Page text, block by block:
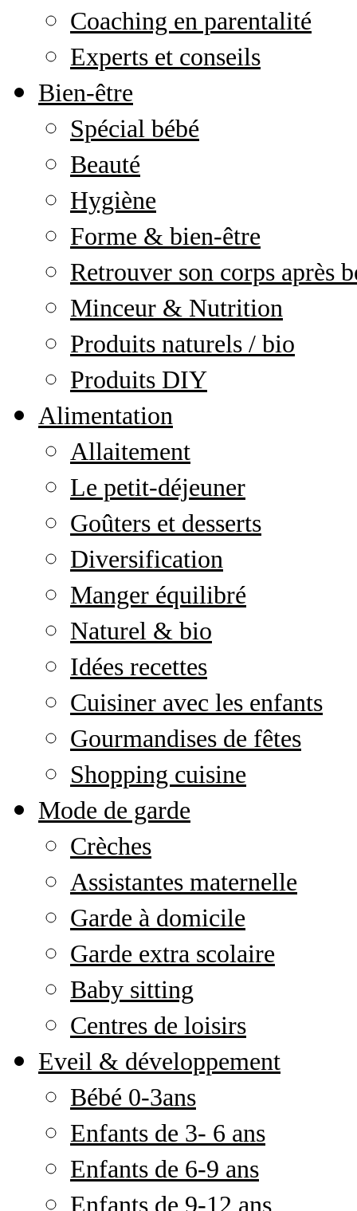
Coaching en parentalité
Experts et conseils
Bien-être
Spécial bébé
Beauté
Hygiène
Forme & bien-être
Retrouver son corps après
Minceur & Nutrition
Produits naturels / bio
Produits DIY
Alimentation
Allaitement
Le petit-déjeuner
Goûters et desserts
Diversification
Manger équilibré
Naturel & bio
Idées recettes
Cuisiner avec les enfants
Gourmandises de fêtes
Shopping cuisine
Mode de garde
Crèches
Assistantes maternelle
Garde à domicile
Garde extra scolaire
Baby sitting
Centres de loisirs
Eveil & développement
Bébé 0-3ans
Enfants de 3- 6 ans
Enfants de 6-9 ans
Enfants de 9-12 ans